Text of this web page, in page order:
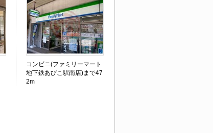
コンビニ(ファミリーマート
地下鉄あびこ駅南店)まで47
2m